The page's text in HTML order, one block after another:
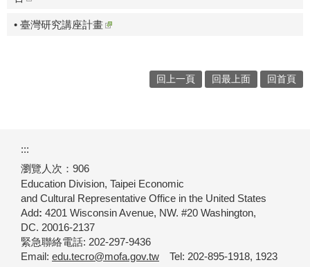
• 臺灣研究講座計畫
回上一頁 回最上面 回首頁
:::
瀏覽人次： 906
Education Division, Taipei Economic
and Cultural Representative Office in the United States
Add: 4201 Wisconsin Avenue, NW. #20 Washington,
DC. 20016-2137
緊急聯絡電話: 202-297-9436
Email: edu.tecro@mofa.gov.tw
Tel: 202-895-1918, 1923